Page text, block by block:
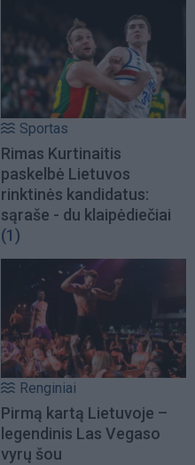
Sportas
Rimas Kurtinaitis
paskelbė Lietuvos
rinktinės kandidatus:
sąraše - du klaipėdiečiai
(1)
Renginiai
Pirmą kartą Lietuvoje –
legendinis Las Vegaso
vyrų šou